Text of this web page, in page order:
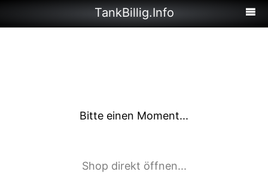
TankBillig.Info
Bitte einen Moment...
Shop direkt öffnen...